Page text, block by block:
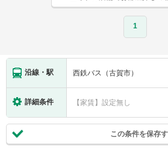
1
沿線・駅 西鉄バス（古賀市）
詳細条件 【家賃】設定無し
この条件を保存